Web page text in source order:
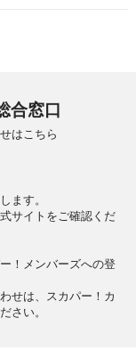
合窓口
はこちら
ます。
サイトをご確認くだ
！メンバーズへの登
せは、スカパー！カ
さい。